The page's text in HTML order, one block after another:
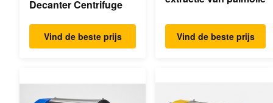
Decanter Centrifuge
Vind de beste prijs Vind de beste prijs